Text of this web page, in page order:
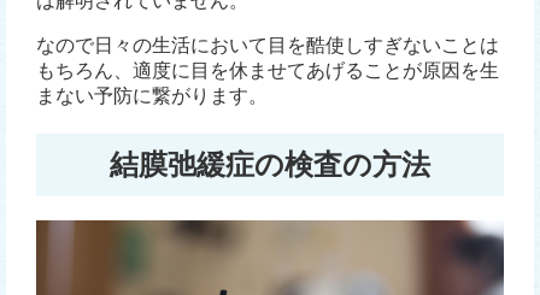
なので日々の生活において目を酷使しすぎないことは
もちろん、適度に目を休ませてあげることが原因を生
まない予防に繋がります。
結膜弛緩症の検査の方法